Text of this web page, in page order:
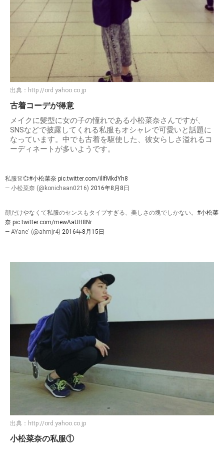
出典： http://ord.yahoo.co.jp
古着コーデが得意
メイクに髪型に女の子の憧れである小松菜奈さんですが、
SNSなどで披露してくれる私服もオシャレで可愛いと話題に
なっています。中でも古着を駆使した、彼女らしさ溢れるコ
ーディネートが多いようです。
私服👗💞#小松菜奈 pic.twitter.com/ilIfMkdYh8
— 小松菜奈 (@konichaan0216) 2016年8月8日
顔だけやなくて私服のセンスもタイプすぎる、美しさの塊でしかない。 #小松菜
奈 pic.twitter.com/mewAaUH8Nr
— AYane' (@ahmjr4) 2016年8月15日
出典： http://ord.yahoo.co.jp
小松菜奈の私服①